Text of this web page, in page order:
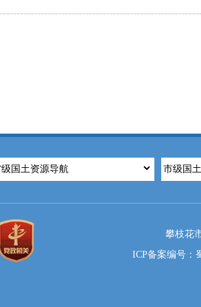
攀枝花
ICP备案编号：